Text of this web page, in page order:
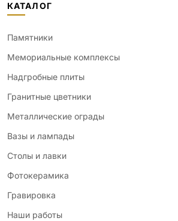
КАТАЛОГ
Памятники
Мемориальные комплексы
Надгробные плиты
Гранитные цветники
Металлические ограды
Вазы и лампады
Столы и лавки
Фотокерамика
Гравировка
Наши работы